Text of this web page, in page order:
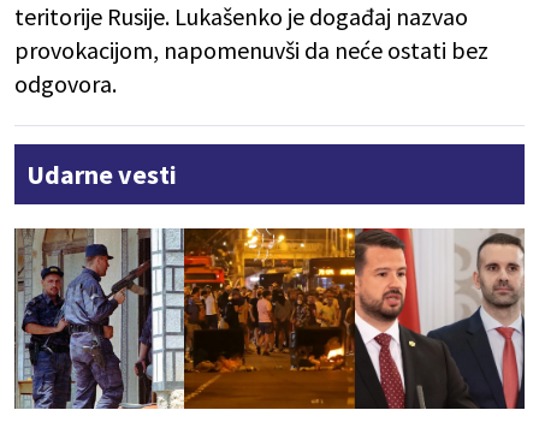
teritorije Rusije. Lukašenko je događaj nazvao
provokacijom, napomenuvši da neće ostati bez
odgovora.
Udarne vesti